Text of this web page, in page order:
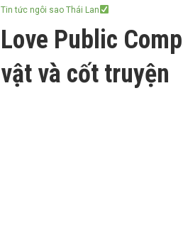
Tin tức ngôi sao Thái Lan
Love Public
vật và cốt truyện